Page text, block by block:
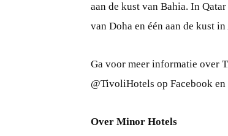
aan de kust van Bahia. In
van Doha en één aan de kust
Ga voor meer informatie over
@TivoliHotels op Facebook en
Over Minor Hotels